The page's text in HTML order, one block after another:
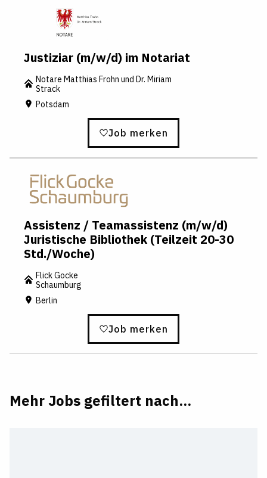
Justiziar (m/w/d) im Notariat
Notare Matthias Frohn und Dr. Miriam
Strack
Potsdam
Job merken
Assistenz / Teamassistenz (m/w/d)
Juristische Bibliothek (Teilzeit 20-30
Std./Woche)
Flick Gocke
Schaumburg
Berlin
Job merken
Mehr Jobs gefiltert nach...